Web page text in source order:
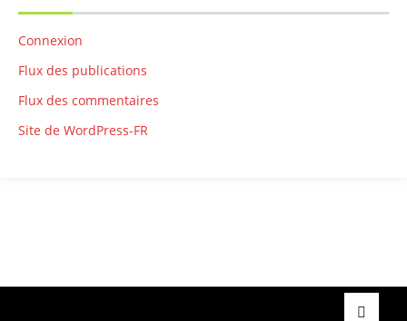
Connexion
Flux des publications
Flux des commentaires
Site de WordPress-FR